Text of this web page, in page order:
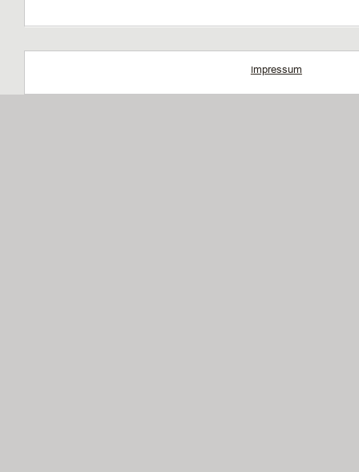
Impressum